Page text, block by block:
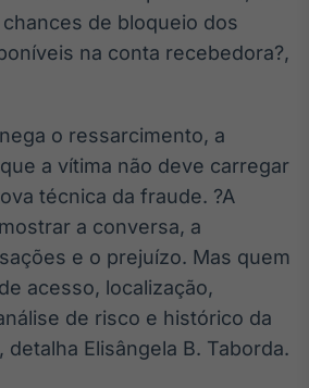
de bloqueio dos
na conta recebedora?,
o ressarcimento, a
a vítima não deve carregar
técnica da fraude. ?A
a conversa, a
e o prejuízo. Mas quem
acesso, localização,
de risco e histórico da
detalha Elisângela B. Taborda.